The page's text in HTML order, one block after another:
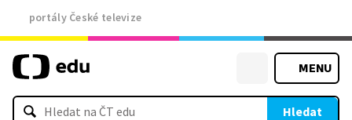
portály České televize
MENU
Hledat